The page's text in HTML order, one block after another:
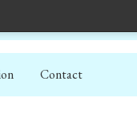
Contact